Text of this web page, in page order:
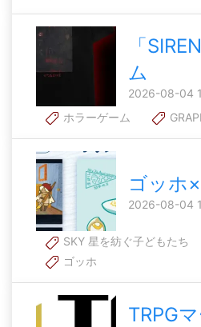
「
ム
2026-08-04
ホラーゲーム
ゴッホ
2026-08-04
SKY 星を紡ぐ子どもたち
ゴッホ
TRPG